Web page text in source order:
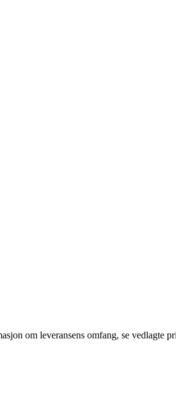
om leveransens omfang, se vedlagte